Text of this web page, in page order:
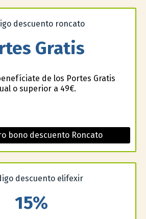
Gratis
de los Portes Gratis
o superior a 49€.
bono descuento Roncato
15%